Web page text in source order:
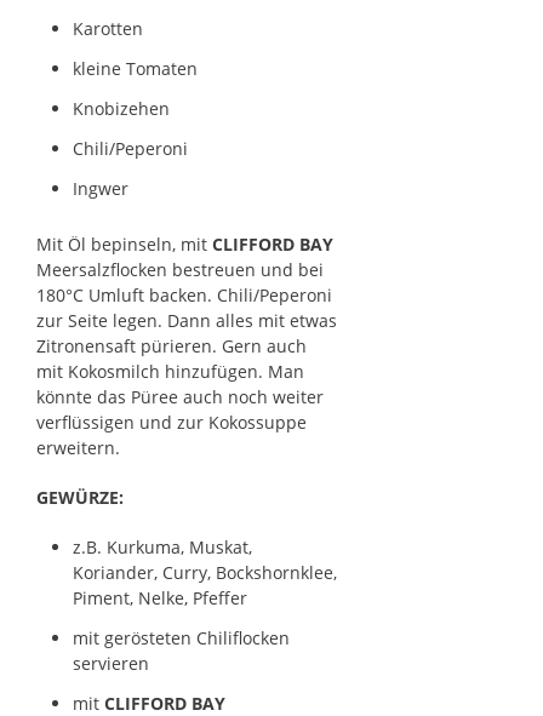
Karotten
kleine Tomaten
Knobizehen
Chili/Peperoni
Ingwer
Mit Öl bepinseln, mit CLIFFORD BAY
Meersalzflocken bestreuen und bei
180°C Umluft backen. Chili/Peperoni
zur Seite legen. Dann alles mit etwas
Zitronensaft pürieren. Gern auch
mit Kokosmilch hinzufügen. Man
könnte das Püree auch noch weiter
verflüssigen und zur Kokossuppe
erweitern.
GEWÜRZE:
z.B. Kurkuma, Muskat,
Koriander, Curry, Bockshornklee,
Piment, Nelke, Pfeffer
mit gerösteten Chiliflocken
servieren
mit CLIFFORD BAY